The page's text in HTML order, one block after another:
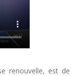
renouvelle, est de